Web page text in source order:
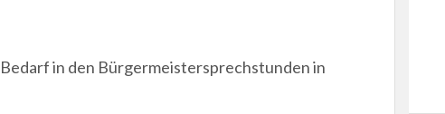
in den Bürgermeistersprechstunden in